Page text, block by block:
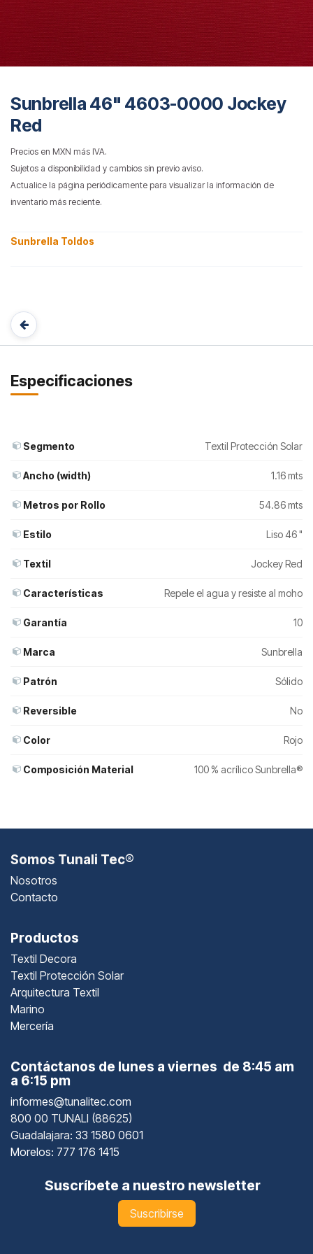
Sunbrella 46" 4603-0000 Jockey
Red
Precios en MXN más IVA.
Sujetos a disponibilidad y cambios sin previo aviso.
Actualice la página periódicamente para visualizar la información de
inventario más reciente.
Sunbrella Toldos
Especificaciones
Segmento Textil Protección Solar
Ancho (width) 1.16 mts
Metros por Rollo 54.86 mts
Estilo Liso 46 "
Textil Jockey Red
Características Repele el agua y resiste al moho
Garantía 10
Marca Sunbrella
Patrón Sólido
Reversible No
Color Rojo
Composición Material 100 % acrílico Sunbrella®
Somos Tunali Tec®
Nosotros
Contacto
Productos
Textil Decora
Textil Protección Solar
Arquitectura Textil
Marino
Mercería
Contáctanos de lunes a viernes de 8:45 am
a 6:15 pm
informes@tunalitec.com
800 00 TUNALI (88625)
Guadalajara: 33 1580 0601
Morelos: 777 176 1415
Suscríbete a nuestro newsletter
Suscribirse